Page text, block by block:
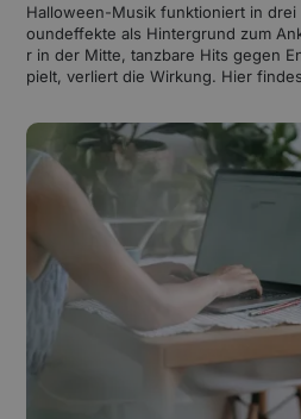
Halloween-Musik funktioniert in drei
oundeffekte als Hintergrund zum
r in der Mitte, tanzbare Hits gegen
pielt, verliert die Wirkung. Hier
Soundeffekte.